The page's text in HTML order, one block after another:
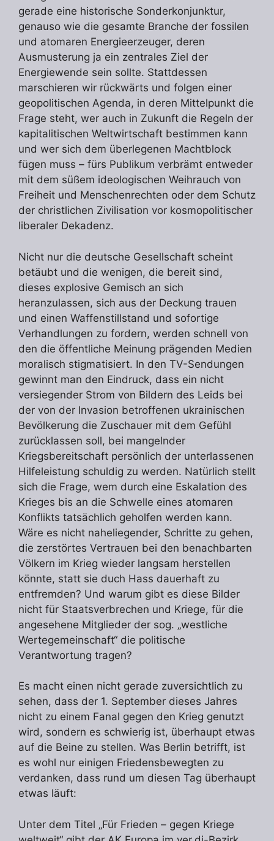
gerade eine historische Sonderkonjunktur,
genauso wie die gesamte Branche der fossilen
und atomaren Energieerzeuger, deren
Ausmusterung ja ein zentrales Ziel der
Energiewende sein sollte. Stattdessen
marschieren wir rückwärts und folgen einer
geopolitischen Agenda, in deren Mittelpunkt die
Frage steht, wer auch in Zukunft die Regeln der
kapitalitischen Weltwirtschaft bestimmen kann
und wer sich dem überlegenen Machtblock
fügen muss – fürs Publikum verbrämt entweder
mit dem süßem ideologischen Weihrauch von
Freiheit und Menschenrechten oder dem Schutz
der christlichen Zivilisation vor kosmopolitischer
liberaler Dekadenz.
Nicht nur die deutsche Gesellschaft scheint
betäubt und die wenigen, die bereit sind,
dieses explosive Gemisch an sich
heranzulassen, sich aus der Deckung trauen
und einen Waffenstillstand und sofortige
Verhandlungen zu fordern, werden schnell von
den die öffentliche Meinung prägenden Medien
moralisch stigmatisiert. In den TV-Sendungen
gewinnt man den Eindruck, dass ein nicht
versiegender Strom von Bildern des Leids bei
der von der Invasion betroffenen ukrainischen
Bevölkerung die Zuschauer mit dem Gefühl
zurücklassen soll, bei mangelnder
Kriegsbereitschaft persönlich der unterlassenen
Hilfeleistung schuldig zu werden. Natürlich stellt
sich die Frage, wem durch eine Eskalation des
Krieges bis an die Schwelle eines atomaren
Konflikts tatsächlich geholfen werden kann.
Wäre es nicht naheliegender, Schritte zu gehen,
die zerstörtes Vertrauen bei den benachbarten
Völkern im Krieg wieder langsam herstellen
könnte, statt sie duch Hass dauerhaft zu
entfremden? Und warum gibt es diese Bilder
nicht für Staatsverbrechen und Kriege, für die
angesehene Mitglieder der sog. „westliche
Wertegemeinschaft“ die politische
Verantwortung tragen?
Es macht einen nicht gerade zuversichtlich zu
sehen, dass der 1. September dieses Jahres
nicht zu einem Fanal gegen den Krieg genutzt
wird, sondern es schwierig ist, überhaupt etwas
auf die Beine zu stellen. Was Berlin betrifft, ist
es wohl nur einigen Friedensbewegten zu
verdanken, dass rund um diesen Tag überhaupt
etwas läuft:
Unter dem Titel „Für Frieden – gegen Kriege